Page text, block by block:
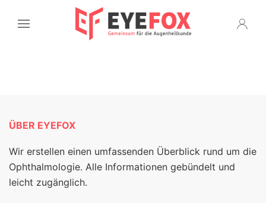
ÜBER EYEFOX
Wir erstellen einen umfassenden Überblick rund um die
Ophthalmologie. Alle Informationen gebündelt und
leicht zugänglich.